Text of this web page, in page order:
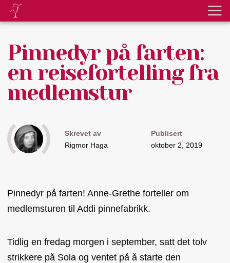
Pinnedyr på farten:
en reisefortelling fra
medlemstur
Skrevet av
Rigmor Haga
Publisert
oktober 2, 2019
Pinnedyr på farten! Anne-Grethe forteller om
medlemsturen til Addi pinnefabrikk.
Tidlig en fredag morgen i september, satt det tolv
strikkere på Sola og ventet på å starte den